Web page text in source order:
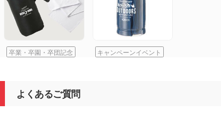
卒業・卒園・卒団記念 キャンペーンイベント
よくあるご質問